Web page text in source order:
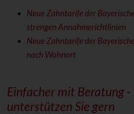
Neue Zahntarife der
strengen Annahmerichtlinien
Neue Zahntarife der
nach Wohnort
Einfacher mit Beratung
unterstützen Sie gern